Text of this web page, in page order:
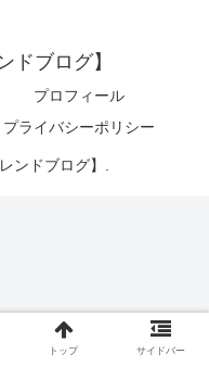
ドブログ】
プロフィール
プライバシーポリシー
ンドブログ】.
トップ サイドバー